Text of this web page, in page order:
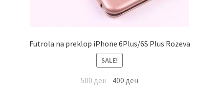
Futrola na preklop iPhone 6Plus/6S Plus Rozeva
SALE!
500ден 400 ден